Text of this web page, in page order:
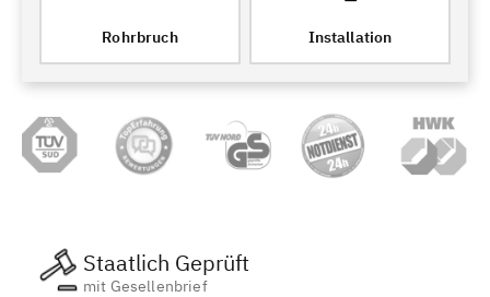
Rohrbruch Installation
Staatlich Geprüft
mit Gesellenbrief